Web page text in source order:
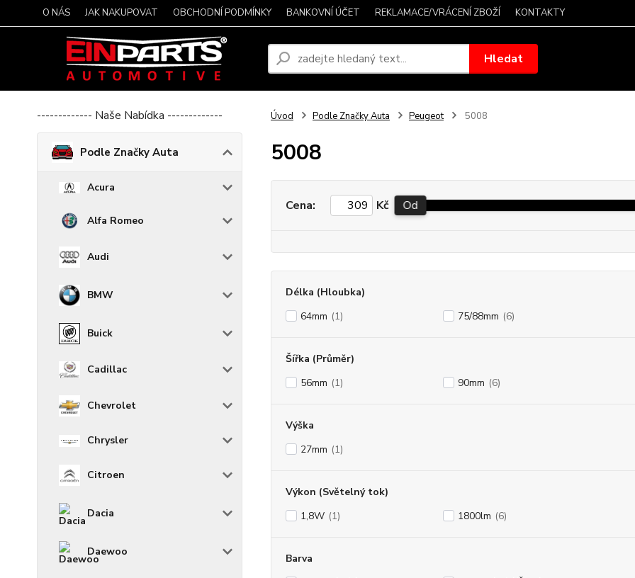
O NÁS JAK NAKUPOVAT OBCHODNÍ PODMÍNKY BANKOVNÍ ÚČET REKLAMACE/VRÁCENÍ ZBOŽÍ KONTAKTY
Hledat
------------- Naše Nabídka -------------
Podle Značky Auta
Acura
Alfa Romeo
Audi
BMW
Buick
Cadillac
Chevrolet
Chrysler
Citroen
Dacia
Daewoo
Úvod Podle Značky Auta Peugeot 5008
5008
Cena: Kč Od
Délka (Hloubka)
64mm (1) 75/88mm (6)
Šířka (Průměr)
56mm (1) 90mm (6)
Výška
27mm (1)
Výkon (Světelný tok)
1,8W (1) 1800lm (6)
Barva